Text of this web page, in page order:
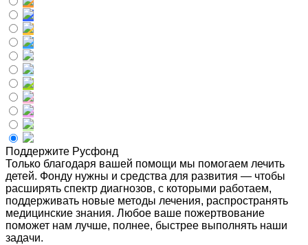
Поддержите Русфонд
Только благодаря вашей помощи мы помогаем лечить
детей. Фонду нужны и средства для развития — чтобы
расширять спектр диагнозов, с которыми работаем,
поддерживать новые методы лечения, распространять
медицинские знания. Любое ваше пожертвование
поможет нам лучше, полнее, быстрее выполнять наши
задачи.